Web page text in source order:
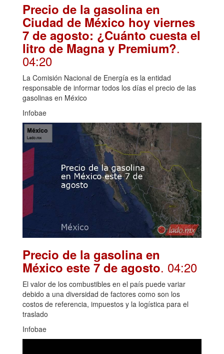
Precio de la gasolina en
Ciudad de México hoy viernes
7 de agosto: ¿Cuánto cuesta el
litro de Magna y Premium?.
04:20
La Comisión Nacional de Energía es la entidad
responsable de informar todos los días el precio de las
gasolinas en México
Infobae
Precio de la gasolina en
México este 7 de agosto. 04:20
El valor de los combustibles en el país puede variar
debido a una diversidad de factores como son los
costos de referencia, impuestos y la logística para el
traslado
Infobae